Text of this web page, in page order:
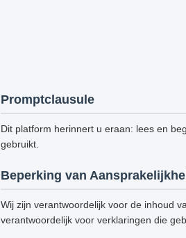
Promptclausule
Dit platform herinnert u eraan: lees en
gebruikt.
Beperking van
Wij zijn verantwoordelijk voor de inhoud
verantwoordelijk voor verklaringen die